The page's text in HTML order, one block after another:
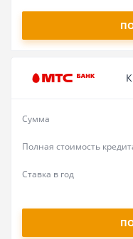
Сумма
Полная стоимость
Ставка в год